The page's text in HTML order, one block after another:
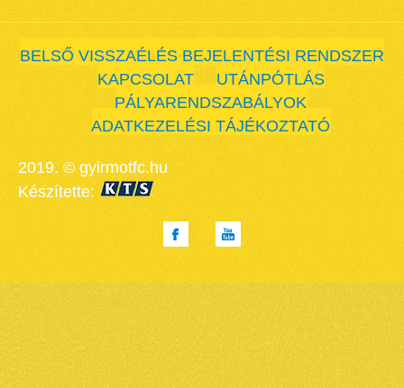
BELSŐ VISSZAÉLÉS BEJELENTÉSI RENDSZER
KAPCSOLAT
UTÁNPÓTLÁS
PÁLYARENDSZABÁLYOK
ADATKEZELÉSI TÁJÉKOZTATÓ
2019. © gyirmotfc.hu
Készítette: